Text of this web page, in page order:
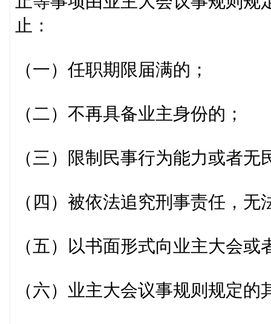
止：
（一）任职期限届满的；
（二）不再具备业主身份的；
（三）限制民事行为能力或者无
（四）被依法追究刑事责任，
（五）以书面形式向业主大会
（六）业主大会议事规则规定的